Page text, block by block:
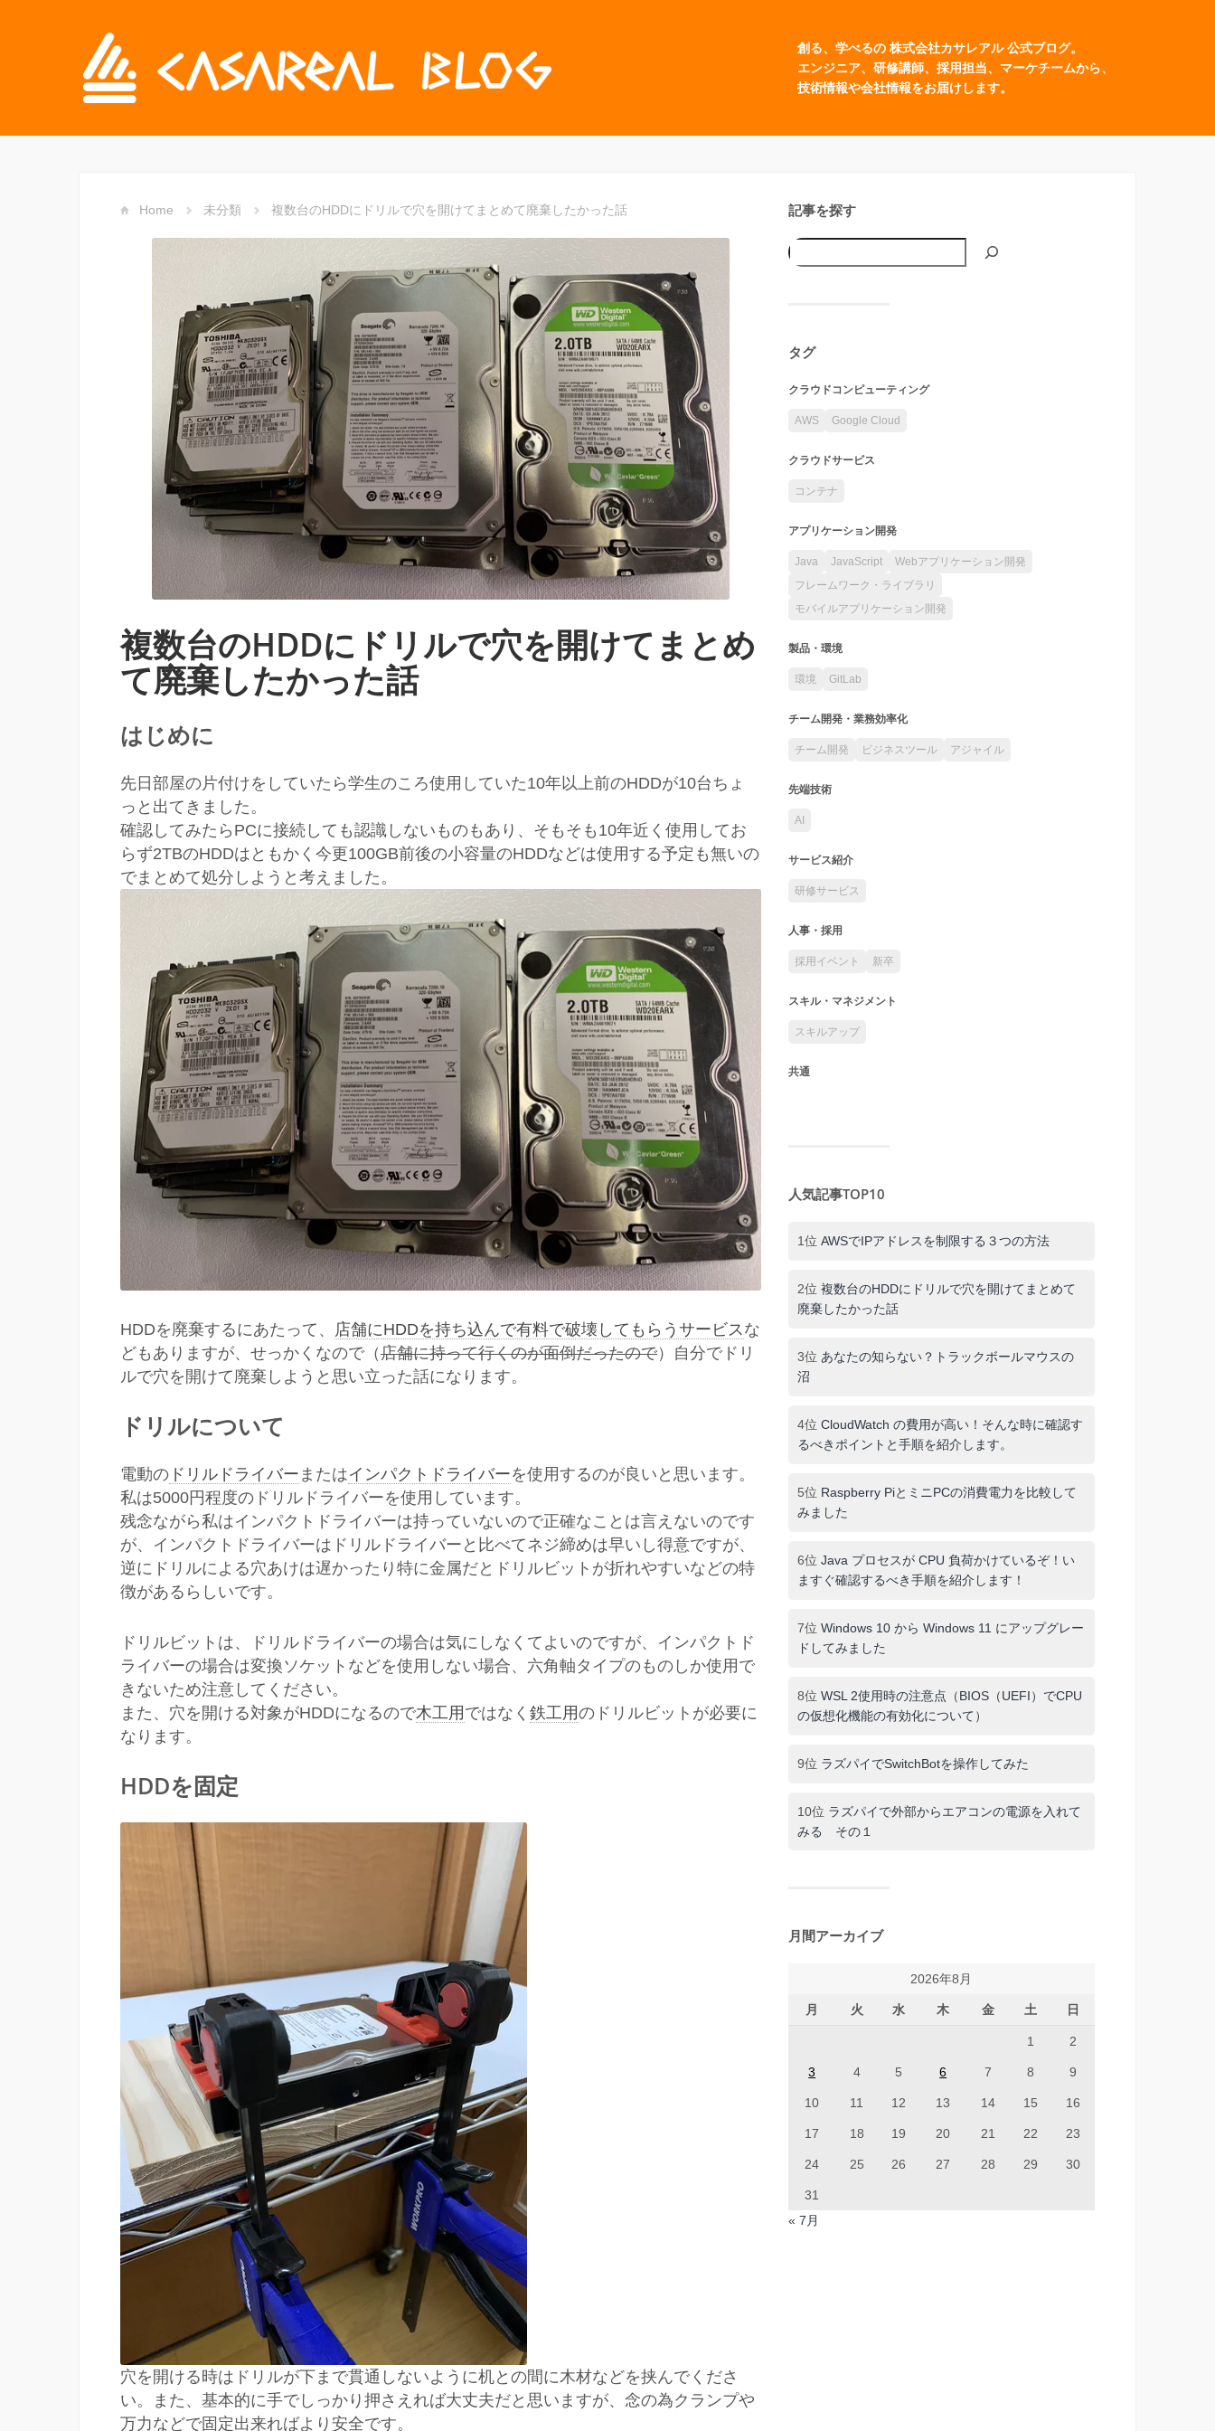
創る、学べるの 株式会社カサレアル 公式ブログ。
エンジニア、研修講師、採用担当、マーケチームから、
技術情報や会社情報をお届けします。
Home 未分類 複数台のHDDにドリルで穴を開けてまとめて廃棄したかった話
複数台のHDDにドリルで穴を開けてまとめ
て廃棄したかった話
はじめに
先日部屋の片付けをしていたら学生のころ使用していた10年以上前のHDDが10台ちょ
っと出てきました。
確認してみたらPCに接続しても認識しないものもあり、そもそも10年近く使用してお
らず2TBのHDDはともかく今更100GB前後の小容量のHDDなどは使用する予定も無いの
でまとめて処分しようと考えました。
HDDを廃棄するにあたって、 店舗にHDDを持ち込んで有料で破壊してもらうサービス な
どもありますが、せっかくなので（店舗に持って行くのが面倒だったので）自分でドリ
ルで穴を開けて廃棄しようと思い立った話になります。
ドリルについて
電動の ドリルドライバー またはインパクトドライバーを使用するのが良いと思います。
私は5000円程度のドリルドライバーを使用しています。
残念ながら私はインパクトドライバーは持っていないので正確なことは言えないのです
が、インパクトドライバーはドリルドライバーと比べてネジ締めは早いし得意ですが、
逆にドリルによる穴あけは遅かったり特に金属だとドリルビットが折れやすいなどの特
徴があるらしいです。
ドリルビットは、ドリルドライバーの場合は気にしなくてよいのですが、インパクトド
ライバーの場合は変換ソケットなどを使用しない場合、六角軸タイプのものしか使用で
きないため注意してください。
また、穴を開ける対象がHDDになるので木工用 ではなく 鉄工用のドリルビットが必要に
なります。
HDDを固定
穴を開ける時はドリルが下まで貫通しないように机との間に木材などを挟んでくださ
い。また、基本的に手でしっかり押さえれば大丈夫だと思いますが、念の為クランプや
万力などで固定出来ればより安全です。
記事を探す
タグ
クラウドコンピューティング
AWS Google Cloud
クラウドサービス
コンテナ
アプリケーション開発
Java JavaScript
Webアプリケーション開発
フレームワーク・ライブラリ
モバイルアプリケーション開発
製品・環境
環境 GitLab
チーム開発・業務効率化
チーム開発 ビジネスツール アジャイル
先端技術
AI
サービス紹介
研修サービス
人事・採用
採用イベント 新卒
スキル・マネジメント
スキルアップ
共通
人気記事TOP10
1位 AWSでIPアドレスを制限する３つの方法
2位 複数台のHDDにドリルで穴を開けてまとめて
廃棄したかった話
3位 あなたの知らない？トラックボールマウスの
沼
4位 CloudWatch の費用が高い！そんな時に確認す
るべきポイントと手順を紹介します。
5位 Raspberry PiとミニPCの消費電力を比較して
みました
6位 Java プロセスが CPU 負荷かけているぞ！い
ますぐ確認するべき手順を紹介します！
7位 Windows 10 から Windows 11 にアップグレー
ドしてみました
8位 WSL 2使用時の注意点（BIOS（UEFI）でCPU
の仮想化機能の有効化について）
9位 ラズパイでSwitchBotを操作してみた
10位 ラズパイで外部からエアコンの電源を入れて
みる その１
月間アーカイブ
2026年8月
月 火 水 木 金 土 日
1 2
3 4 5 6 7 8 9
10 11 12 13 14 15 16
17 18 19 20 21 22 23
24 25 26 27 28 29 30
31
« 7月